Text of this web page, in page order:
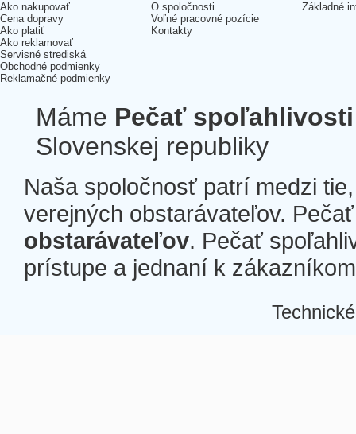
Ako nakupovať
Cena dopravy
Ako platiť
Ako reklamovať
Servisné strediská
Obchodné podmienky
Reklamačné podmienky
O spoločnosti
Voľné pracovné pozície
Kontakty
Základné
Máme Pečať spoľahlivosti
Slovenskej republiky
Naša spoločnosť patrí medzi
verejných obstarávateľov.
obstarávateľov. Pečať
prístupe a jednaní k